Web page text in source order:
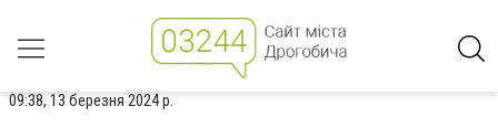
09:38, 13 березня 2024 р.